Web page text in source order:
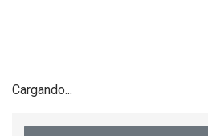
Cargando...